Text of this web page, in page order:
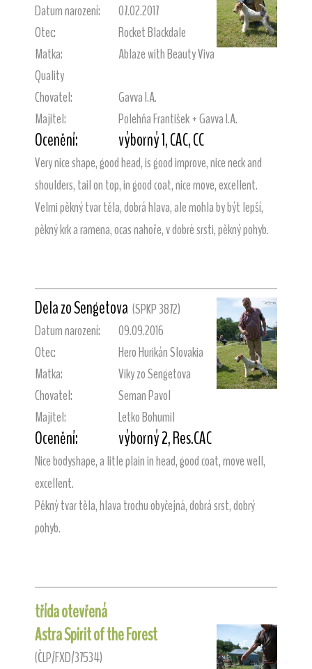
Datum narození:
07.02.2017
Otec:
Rocket Blackdale
Matka:
Ablaze with Beauty Viva
Quality
Chovatel:
Gavva I.A.
Majitel:
Polehňa František + Gavva I.A.
Ocenění: výborný 1, CAC, CC
Very nice shape, good head, is good improve, nice neck and
shoulders, tail on top, in good coat, nice move, excellent.
Velmi pěkný tvar těla, dobrá hlava, ale mohla by být lepší,
pěkný krk a ramena, ocas nahoře, v dobré srsti, pěkný pohyb.
Dela zo Sengetova (SPKP 3872)
Datum narození:
09.09.2016
Otec:
Hero Hurikán Slovakia
Matka:
Viky zo Sengetova
Chovatel:
Seman Pavol
Majitel:
Letko Bohumil
Ocenění: výborný 2, Res.CAC
Nice bodyshape, a litle plain in head, good coat, move well,
excellent.
Pěkný tvar těla, hlava trochu obyčejná, dobrá srst, dobrý
pohyb.
třída otevřená
Astra Spirit of the Forest
(ČLP/FXD/37534)